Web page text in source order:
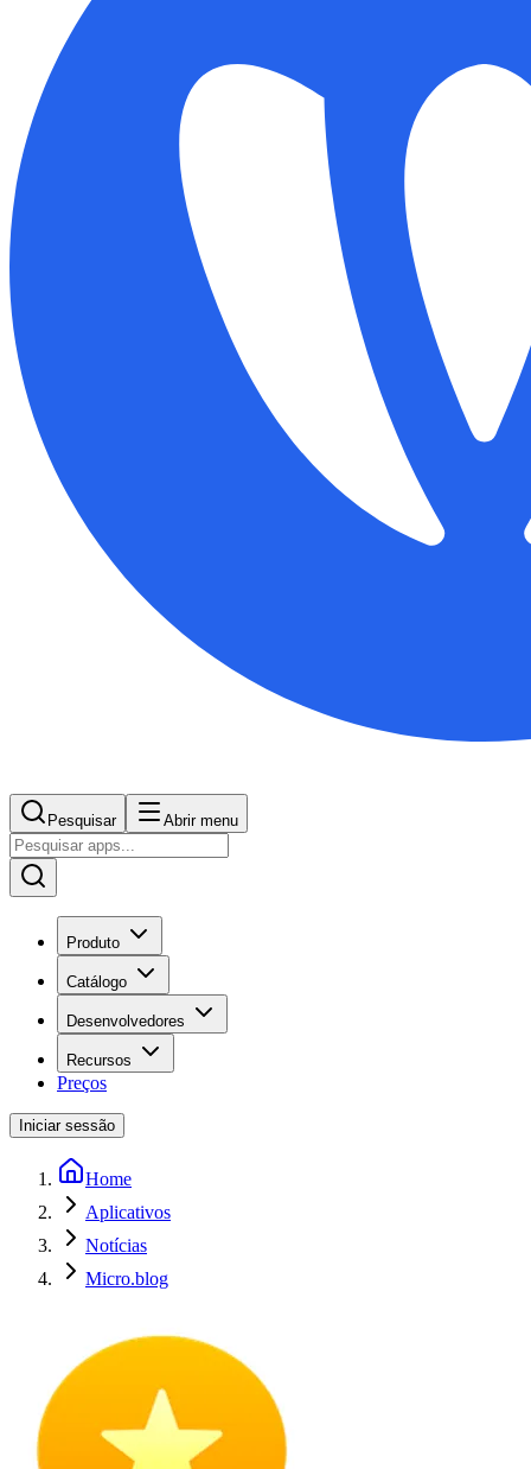
Pesquisar Abrir menu
Produto
Catálogo
Desenvolvedores
Recursos
Preços
Iniciar sessão
Home
Aplicativos
Notícias
Micro.blog